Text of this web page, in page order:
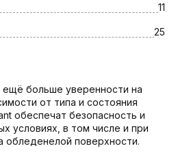
11
25
ещё больше уверенности на
от типа и состояния
обеспечат безопасность и
условиях, в том числе и при
обледенелой поверхности.